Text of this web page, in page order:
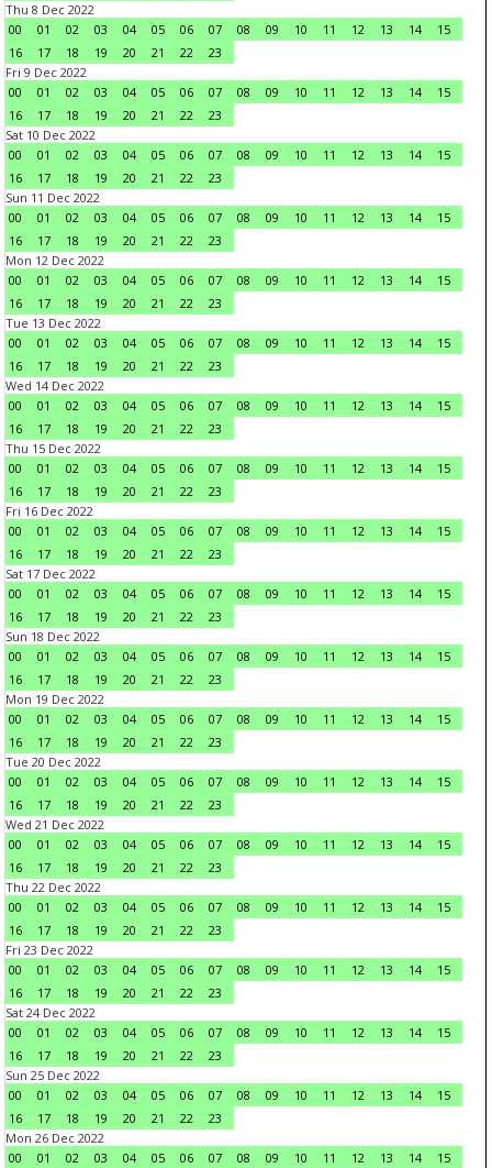
Thu 8 Dec 2022
00
01 02 03 04 05 06 07 08 09 10 11 12 13 14
15
16
17 18 19 20 21 22
23
Fri 9 Dec 2022
00
01 02 03 04 05 06 07 08 09 10 11 12 13 14
15
16
17 18 19 20 21 22
23
Sat 10 Dec 2022
00
01 02 03 04 05 06 07 08 09 10 11 12 13 14
15
16
17 18 19 20 21 22
23
Sun 11 Dec 2022
00
01 02 03 04 05 06 07 08 09 10 11 12 13 14
15
16
17 18 19 20 21 22
23
Mon 12 Dec 2022
00
01 02 03 04 05 06 07 08 09 10 11 12 13 14
15
16
17 18 19 20 21 22
23
Tue 13 Dec 2022
00
01 02 03 04 05 06 07 08 09 10 11 12 13 14
15
16
17 18 19 20 21 22
23
Wed 14 Dec 2022
00
01 02 03 04 05 06 07 08 09 10 11 12 13 14
15
16
17 18 19 20 21 22
23
Thu 15 Dec 2022
00
01 02 03 04 05 06 07 08 09 10 11 12 13 14
15
16
17 18 19 20 21 22
23
Fri 16 Dec 2022
00
01 02 03 04 05 06 07 08 09 10 11 12 13 14
15
16
17 18 19 20 21 22
23
Sat 17 Dec 2022
00
01 02 03 04 05 06 07 08 09 10 11 12 13 14
15
16
17 18 19 20 21 22
23
Sun 18 Dec 2022
00
01 02 03 04 05 06 07 08 09 10 11 12 13 14
15
16
17 18 19 20 21 22
23
Mon 19 Dec 2022
00
01 02 03 04 05 06 07 08 09 10 11 12 13 14
15
16
17 18 19 20 21 22
23
Tue 20 Dec 2022
00
01 02 03 04 05 06 07 08 09 10 11 12 13 14
15
16
17 18 19 20 21 22
23
Wed 21 Dec 2022
00
01 02 03 04 05 06 07 08 09 10 11 12 13 14
15
16
17 18 19 20 21 22
23
Thu 22 Dec 2022
00
01 02 03 04 05 06 07 08 09 10 11 12 13 14
15
16
17 18 19 20 21 22
23
Fri 23 Dec 2022
00
01 02 03 04 05 06 07 08 09 10 11 12 13 14
15
16
17 18 19 20 21 22
23
Sat 24 Dec 2022
00
01 02 03 04 05 06 07 08 09 10 11 12 13 14
15
16
17 18 19 20 21 22
23
Sun 25 Dec 2022
00
01 02 03 04 05 06 07 08 09 10 11 12 13 14
15
16
17 18 19 20 21 22
23
Mon 26 Dec 2022
00
01 02 03 04 05 06 07 08 09 10 11 12 13 14
15